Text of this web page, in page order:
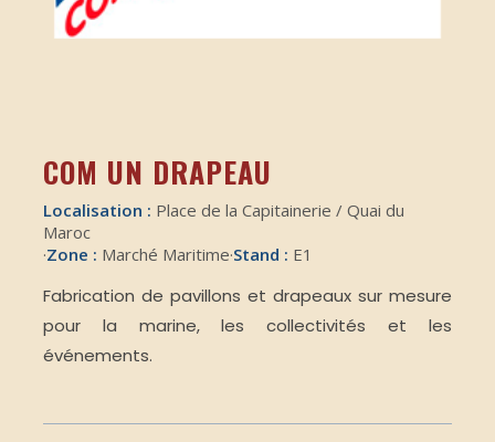
COM UN DRAPEAU
Localisation : Place de la Capitainerie / Quai du
Maroc
·Zone : Marché Maritime·Stand : E1
Fabrication de pavillons et drapeaux sur mesure
pour la marine, les collectivités et les
événements.